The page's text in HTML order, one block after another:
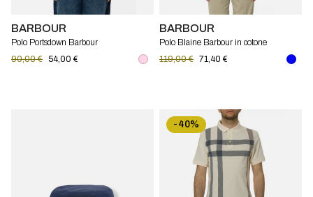
BARBOUR
Polo Portsdown Barbour
90,00 €
54,00 €
BARBOUR
Polo Blaine Barbour in cotone
119,00 € 71,40 €
-40%